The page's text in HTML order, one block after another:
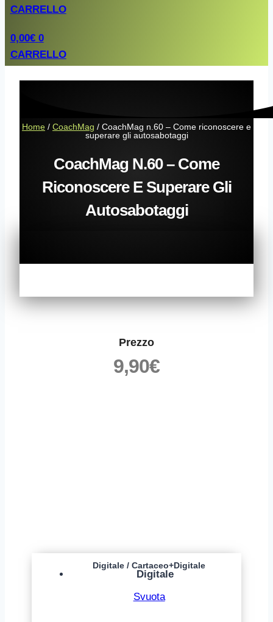
CARRELLO
0,00€ 0
CARRELLO
Home / CoachMag / CoachMag n.60 – Come riconoscere e
superare gli autosabotaggi
CoachMag N.60 – Come
Riconoscere E Superare Gli
Autosabotaggi
Prezzo
9,90€
Digitale / Cartaceo+Digitale
Digitale
Svuota